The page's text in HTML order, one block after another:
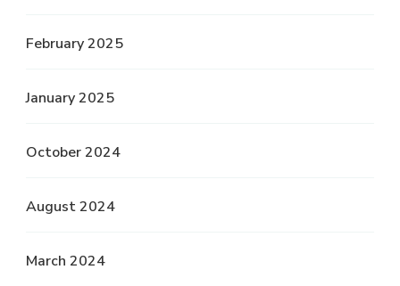
February 2025
January 2025
October 2024
August 2024
March 2024